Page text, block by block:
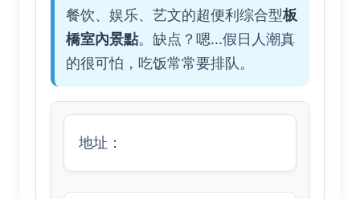
餐饮、娱乐、艺文的超便利综合型板
橋室內景點。缺点？嗯...假日人潮真
的很可怕，吃饭常常要排队。
地址：